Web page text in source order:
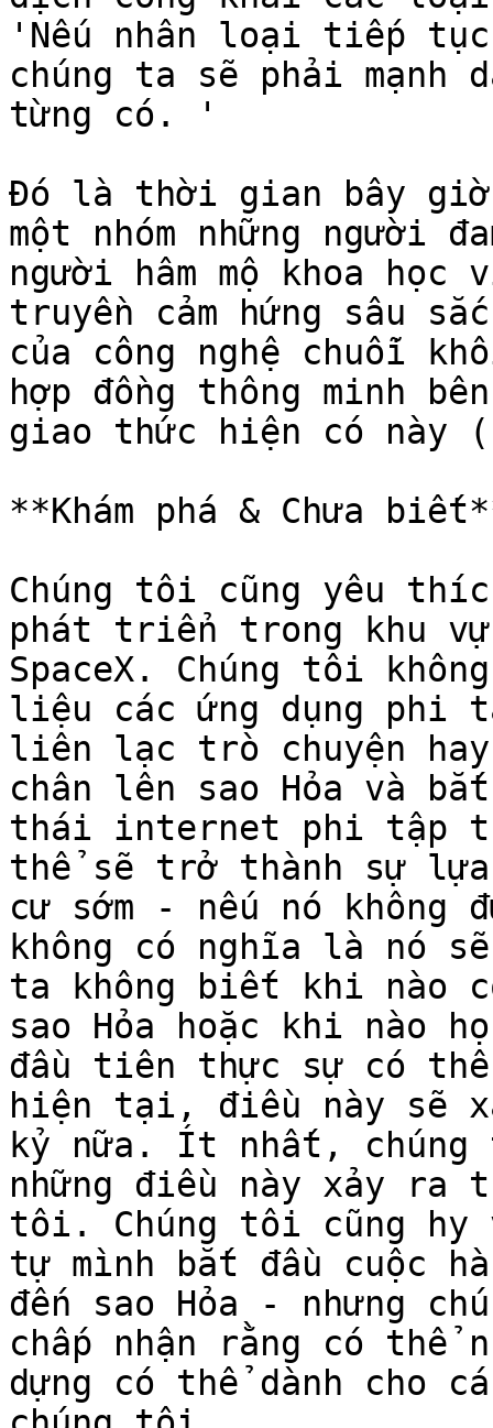
'Nếu nhân loại tiếp
chúng ta sẽ phải mạnh
từng có. '
Đó là thời gian bây
một nhóm những người
người hâm mộ khoa
truyền cảm hứng sâu
của công nghệ chuỗi
hợp đồng thông minh
giao thức hiện có này
**Khám phá & Chưa
Chúng tôi cũng yêu
phát triển trong khu
SpaceX. Chúng tôi
liệu các ứng dụng phi
liên lạc trò chuyện
chân lên sao Hỏa và
thái internet phi tập
thể sẽ trở thành sự lựa
cư sớm - nếu nó không
không có nghĩa là nó
ta không biết khi nào
sao Hỏa hoặc khi nào
đầu tiên thực sự có thể
hiện tại, điều này sẽ
kỷ nữa. Ít nhất,
những điều này xảy ra
tôi. Chúng tôi cũng hy
tự mình bắt đầu cuộc
đến sao Hỏa - nhưng
chấp nhận rằng có thể
dựng có thể dành cho